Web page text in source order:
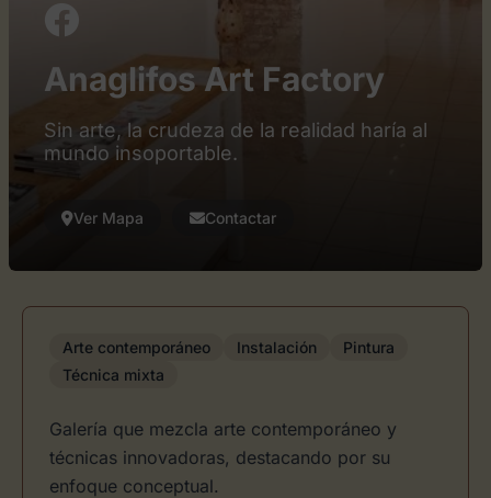
Anaglifos Art Factory
Sin arte, la crudeza de la realidad haría al
mundo insoportable.
Ver Mapa Contactar
Arte contemporáneo Instalación
Pintura
Técnica mixta
Galería que mezcla arte contemporáneo y
técnicas innovadoras, destacando por su
enfoque conceptual.